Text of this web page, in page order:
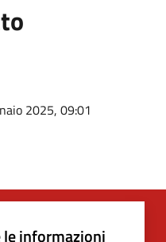
2025, 09:01
le informazioni